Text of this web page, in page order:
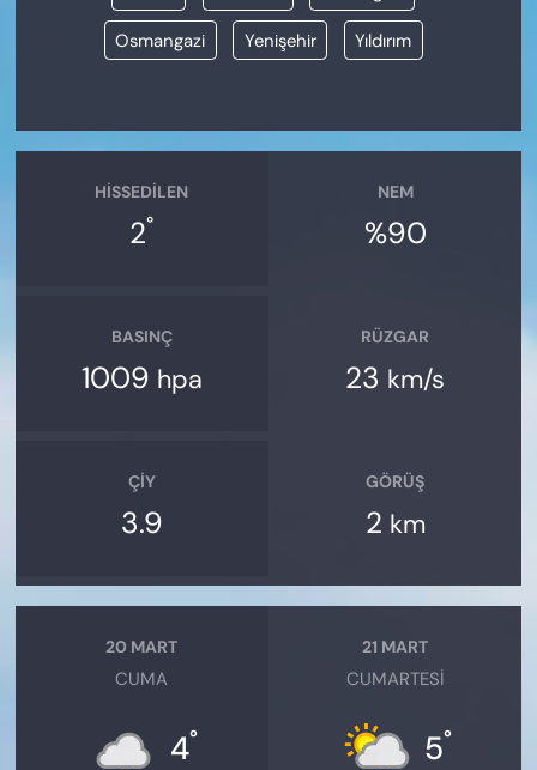
Osmangazi Yenişehir Yıldırım
HISSEDILEN
2°
NEM
%90
BASINÇ
1009 hpa
RÜZGAR
23 km/s
ÇIY
3.9
GÖRÜŞ
2 km
20 MART
CUMA
4°
21 MART
CUMARTESI
5°